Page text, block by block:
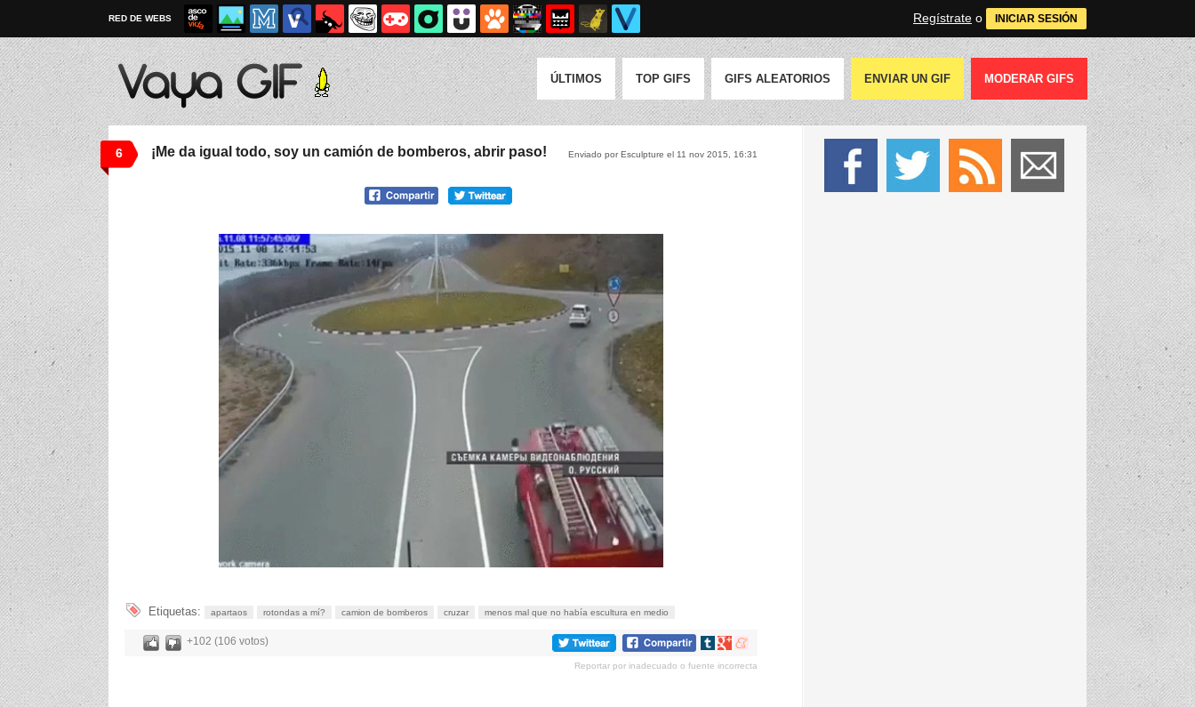
RED DE WEBS Regístrate o INICIAR SESIÓN
ÚLTIMOS TOP GIFS GIFS ALEATORIOS ENVIAR UN GIF MODERAR GIFS
6 Enviado por Esculpture el 11 nov 2015, 16:31
¡Me da igual todo, soy un camión de bomberos, abrir paso!
Etiquetas: apartaos rotondas a mí? camion de bomberos cruzar menos mal que no había escultura en medio
+102 (106 votos)
Compartir
tumblr
Compartir
Google+
Compartir
meneame
Reportar por inadecuado o fuente incorrecta